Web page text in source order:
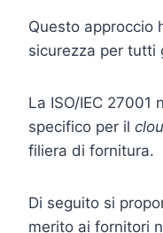
Questo approccio
sicurezza per tutti
La ISO/IEC 27001
specifico per il
filiera di fornitura.
Di seguito si
merito ai fornitori